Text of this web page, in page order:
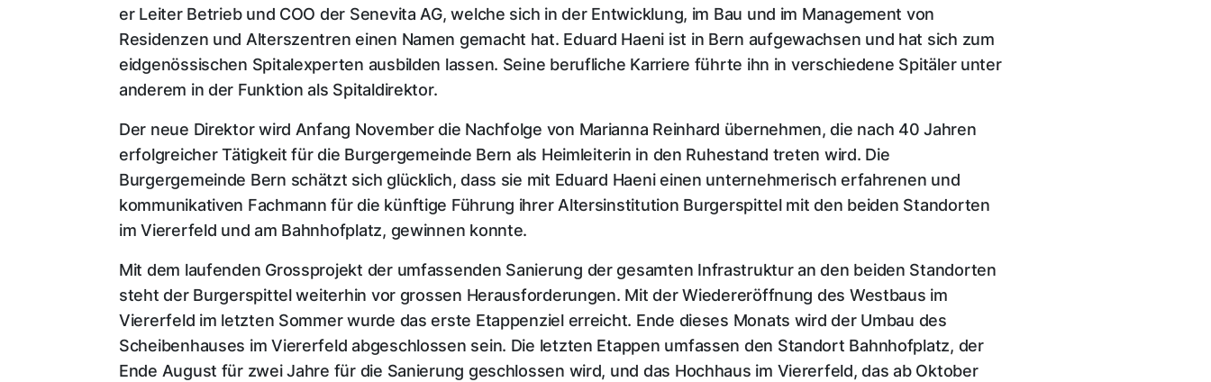
er Leiter Betrieb und COO der Senevita AG, welche sich in der Entwicklung, im Bau und im Management von
Residenzen und Alterszentren einen Namen gemacht hat. Eduard Haeni ist in Bern aufgewachsen und hat sich zum
eidgenössischen Spitalexperten ausbilden lassen. Seine berufliche Karriere führte ihn in verschiedene Spitäler unter
anderem in der Funktion als Spitaldirektor.
Der neue Direktor wird Anfang November die Nachfolge von Marianna Reinhard übernehmen, die nach 40 Jahren
erfolgreicher Tätigkeit für die Burgergemeinde Bern als Heimleiterin in den Ruhestand treten wird. Die
Burgergemeinde Bern schätzt sich glücklich, dass sie mit Eduard Haeni einen unternehmerisch erfahrenen und
kommunikativen Fachmann für die künftige Führung ihrer Altersinstitution Burgerspittel mit den beiden Standorten
im Viererfeld und am Bahnhofplatz, gewinnen konnte.
Mit dem laufenden Grossprojekt der umfassenden Sanierung der gesamten Infrastruktur an den beiden Standorten
steht der Burgerspittel weiterhin vor grossen Herausforderungen. Mit der Wiedereröffnung des Westbaus im
Viererfeld im letzten Sommer wurde das erste Etappenziel erreicht. Ende dieses Monats wird der Umbau des
Scheibenhauses im Viererfeld abgeschlossen sein. Die letzten Etappen umfassen den Standort Bahnhofplatz, der
Ende August für zwei Jahre für die Sanierung geschlossen wird, und das Hochhaus im Viererfeld, das ab Oktober